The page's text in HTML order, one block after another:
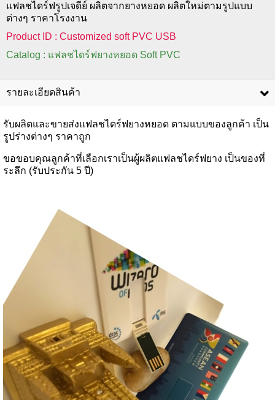
แฟลชไดร์ฟรูปเจดีย์ ผลิตจากยางหยอด ผลิตใหม่ตามรูปแบบ
ต่างๆ ราคาโรงงาน
Product ID : Customized soft PVC USB
Catalog : แฟลชไดร์ฟยางหยอด Soft PVC
รายละเอียดสินค้า
รับผลิตและขายส่งแฟลชไดร์ฟยางหยอด ตามแบบของลูกค้า เป็น
รูปร่างต่างๆ ราคาถูก
ขอขอบคุณลูกค้าที่เลือกเราเป็นผู้ผลิตแฟลชไดร์ฟยาง เป็นของที่
ระลึก (รับประกัน 5 ปี)